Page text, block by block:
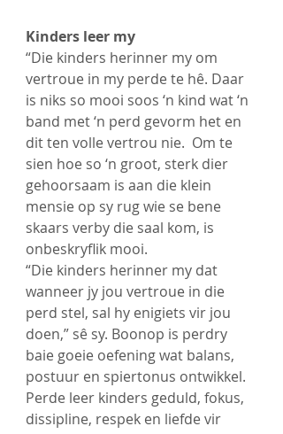
Kinders leer my
“Die kinders herinner my om
vertroue in my perde te hê. Daar
is niks so mooi soos ‘n kind wat ‘n
band met ‘n perd gevorm het en
dit ten volle vertrou nie.  Om te
sien hoe so ‘n groot, sterk dier
gehoorsaam is aan die klein
mensie op sy rug wie se bene
skaars verby die saal kom, is
onbeskryflik mooi.
“Die kinders herinner my dat
wanneer jy jou vertroue in die
perd stel, sal hy enigiets vir jou
doen,” sê sy. Boonop is perdry
baie goeie oefening wat balans,
postuur en spiertonus ontwikkel.
Perde leer kinders geduld, fokus,
dissipline, respek en liefde vir